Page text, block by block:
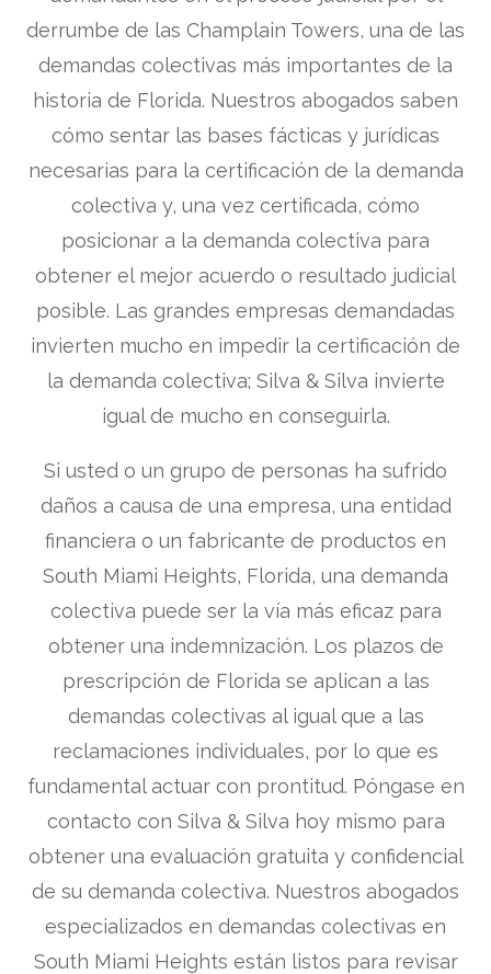
derrumbe de las Champlain Towers, una de las
demandas colectivas más importantes de la
historia de Florida. Nuestros abogados saben
cómo sentar las bases fácticas y jurídicas
necesarias para la certificación de la demanda
colectiva y, una vez certificada, cómo
posicionar a la demanda colectiva para
obtener el mejor acuerdo o resultado judicial
posible. Las grandes empresas demandadas
invierten mucho en impedir la certificación de
la demanda colectiva; Silva & Silva invierte
igual de mucho en conseguirla.
Si usted o un grupo de personas ha sufrido
daños a causa de una empresa, una entidad
financiera o un fabricante de productos en
South Miami Heights, Florida, una demanda
colectiva puede ser la vía más eficaz para
obtener una indemnización. Los plazos de
prescripción de Florida se aplican a las
demandas colectivas al igual que a las
reclamaciones individuales, por lo que es
fundamental actuar con prontitud. Póngase en
contacto con Silva & Silva hoy mismo para
obtener una evaluación gratuita y confidencial
de su demanda colectiva. Nuestros abogados
especializados en demandas colectivas en
South Miami Heights están listos para revisar